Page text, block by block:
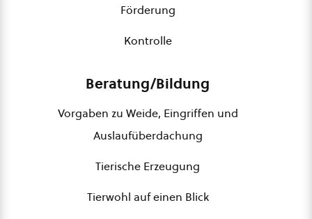
Förderung
Kontrolle
Beratung/Bildung
Vorgaben zu Weide, Eingriffen und
Auslaufüberdachung
Tierische Erzeugung
Tierwohl auf einen Blick